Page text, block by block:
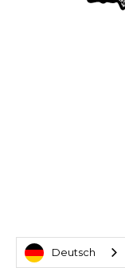
Deutsch